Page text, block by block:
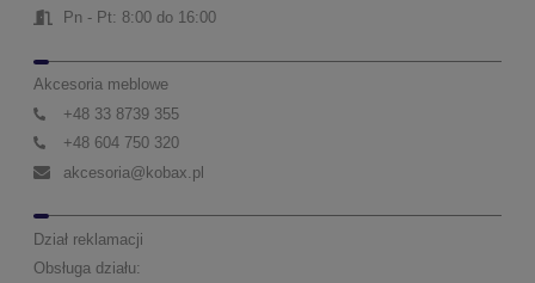
Pn - Pt: 8:00 do 16:00
Akcesoria meblowe
+48 33 8739 355
+48 604 750 320
akcesoria@kobax.pl
Dział reklamacji
Obsługa działu: